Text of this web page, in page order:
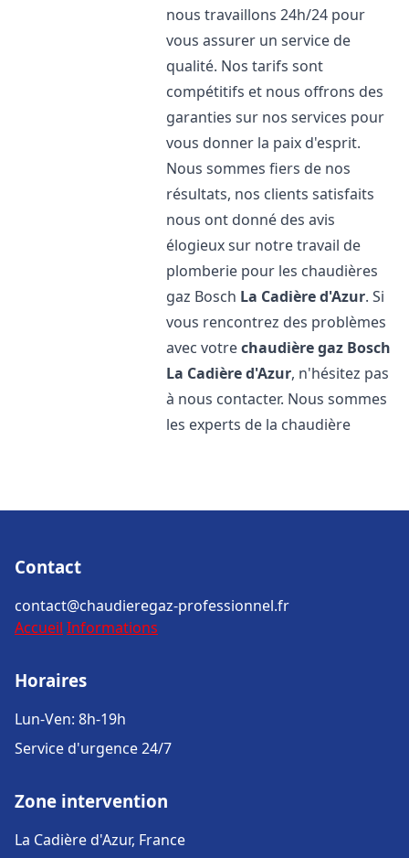
nous travaillons 24h/24 pour
vous assurer un service de
qualité. Nos tarifs sont
compétitifs et nous offrons des
garanties sur nos services pour
vous donner la paix d'esprit.
Nous sommes fiers de nos
résultats, nos clients satisfaits
nous ont donné des avis
élogieux sur notre travail de
plomberie pour les chaudières
gaz Bosch La Cadière d'Azur. Si
vous rencontrez des problèmes
avec votrechaudière gaz Bosch
La Cadière d'Azur, n'hésitez pas
à nous contacter. Nous sommes
les experts de la chaudière
Contact
contact@chaudieregaz-professionnel.fr
Accueil Informations
Horaires
Lun-Ven: 8h-19h
Service d'urgence 24/7
Zone intervention
La Cadière d'Azur, France